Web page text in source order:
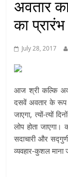
अवतार
का
July 28, 2017
आज श्री कल्कि
दसवें अवतार के रूप
जाएगा, त्यों-त्यों
लोप होता
सदाचारी और
व्यवहार-कुशल माना